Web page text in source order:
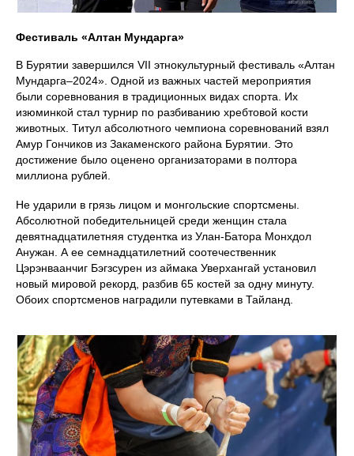
Фестиваль «Алтан Мундарга»
В Бурятии завершился VII этнокультурный фестиваль «Алтан
Мундарга–2024». Одной из важных частей мероприятия
были соревнования в традиционных видах спорта. Их
изюминкой стал турнир по разбиванию хребтовой кости
животных. Титул абсолютного чемпиона соревнований взял
Амур Гончиков из Закаменского района Бурятии. Это
достижение было оценено организаторами в полтора
миллиона рублей.
Не ударили в грязь лицом и монгольские спортсмены.
Абсолютной победительницей среди женщин стала
девятнадцатилетняя студентка из Улан-Батора Монхдол
Анужан. А ее семнадцатилетний соотечественник
Цэрэнваанчиг Бэгзсурен из аймака Уверхангай установил
новый мировой рекорд, разбив 65 костей за одну минуту.
Обоих спортсменов наградили путевками в Тайланд.